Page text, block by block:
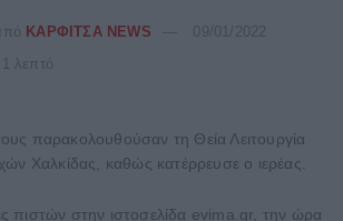
ΚΑΡΦΙΤΣΑ NEWS
λεπτό
παρακολουθούσαν τη Θεία Λειτουργία
Χαλκίδας, καθώς κατέρρευσε ο ιερέας.
πιστών στην ιστοσελίδα evima.gr, την ώρα